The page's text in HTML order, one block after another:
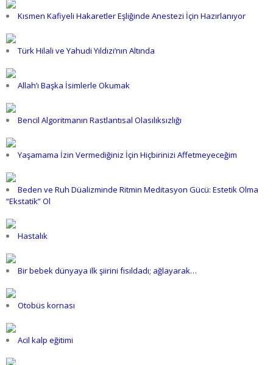
Kısmen Kafiyeli Hakaretler Eşliğinde Anestezi İçin Hazırlanıyor
Türk Hilali ve Yahudi Yıldızı’nın Altında
Allah’ı Başka İsimlerle Okumak
Bencil Algoritmanın Rastlantısal Olasılıksızlığı
Yaşamama İzin Vermediğiniz İçin Hiçbirinizi Affetmeyeceğim
Beden ve Ruh Düalizminde Ritmin Meditasyon Gücü: Estetik Olma
“Ekstatik” Ol
Hastalık
Bir bebek dünyaya ilk şiirini fısıldadı; ağlayarak…
Otobüs kornası
Acil kalp eğitimi